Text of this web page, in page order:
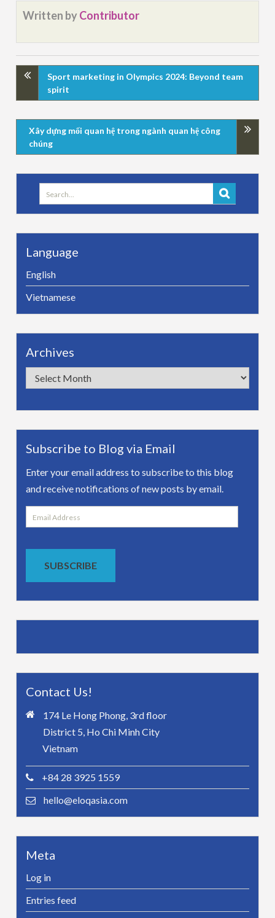
Written byContributor
Sport marketing in Olympics 2024: Beyond team
spirit
Xây dựng mối quan hệ trong ngành quan hệ công
chúng
Search
for:
Language
English
Vietnamese
Archives
Archives
Subscribe to Blog via Email
Enter your email address to subscribe to this blog
and receive notifications of new posts by email.
Email
Address
SUBSCRIBE
Contact Us!
174 Le Hong Phong, 3rd floor
District 5, Ho Chi Minh City
Vietnam
+84 28 3925 1559
hello@eloqasia.com
Meta
Log in
Entries feed